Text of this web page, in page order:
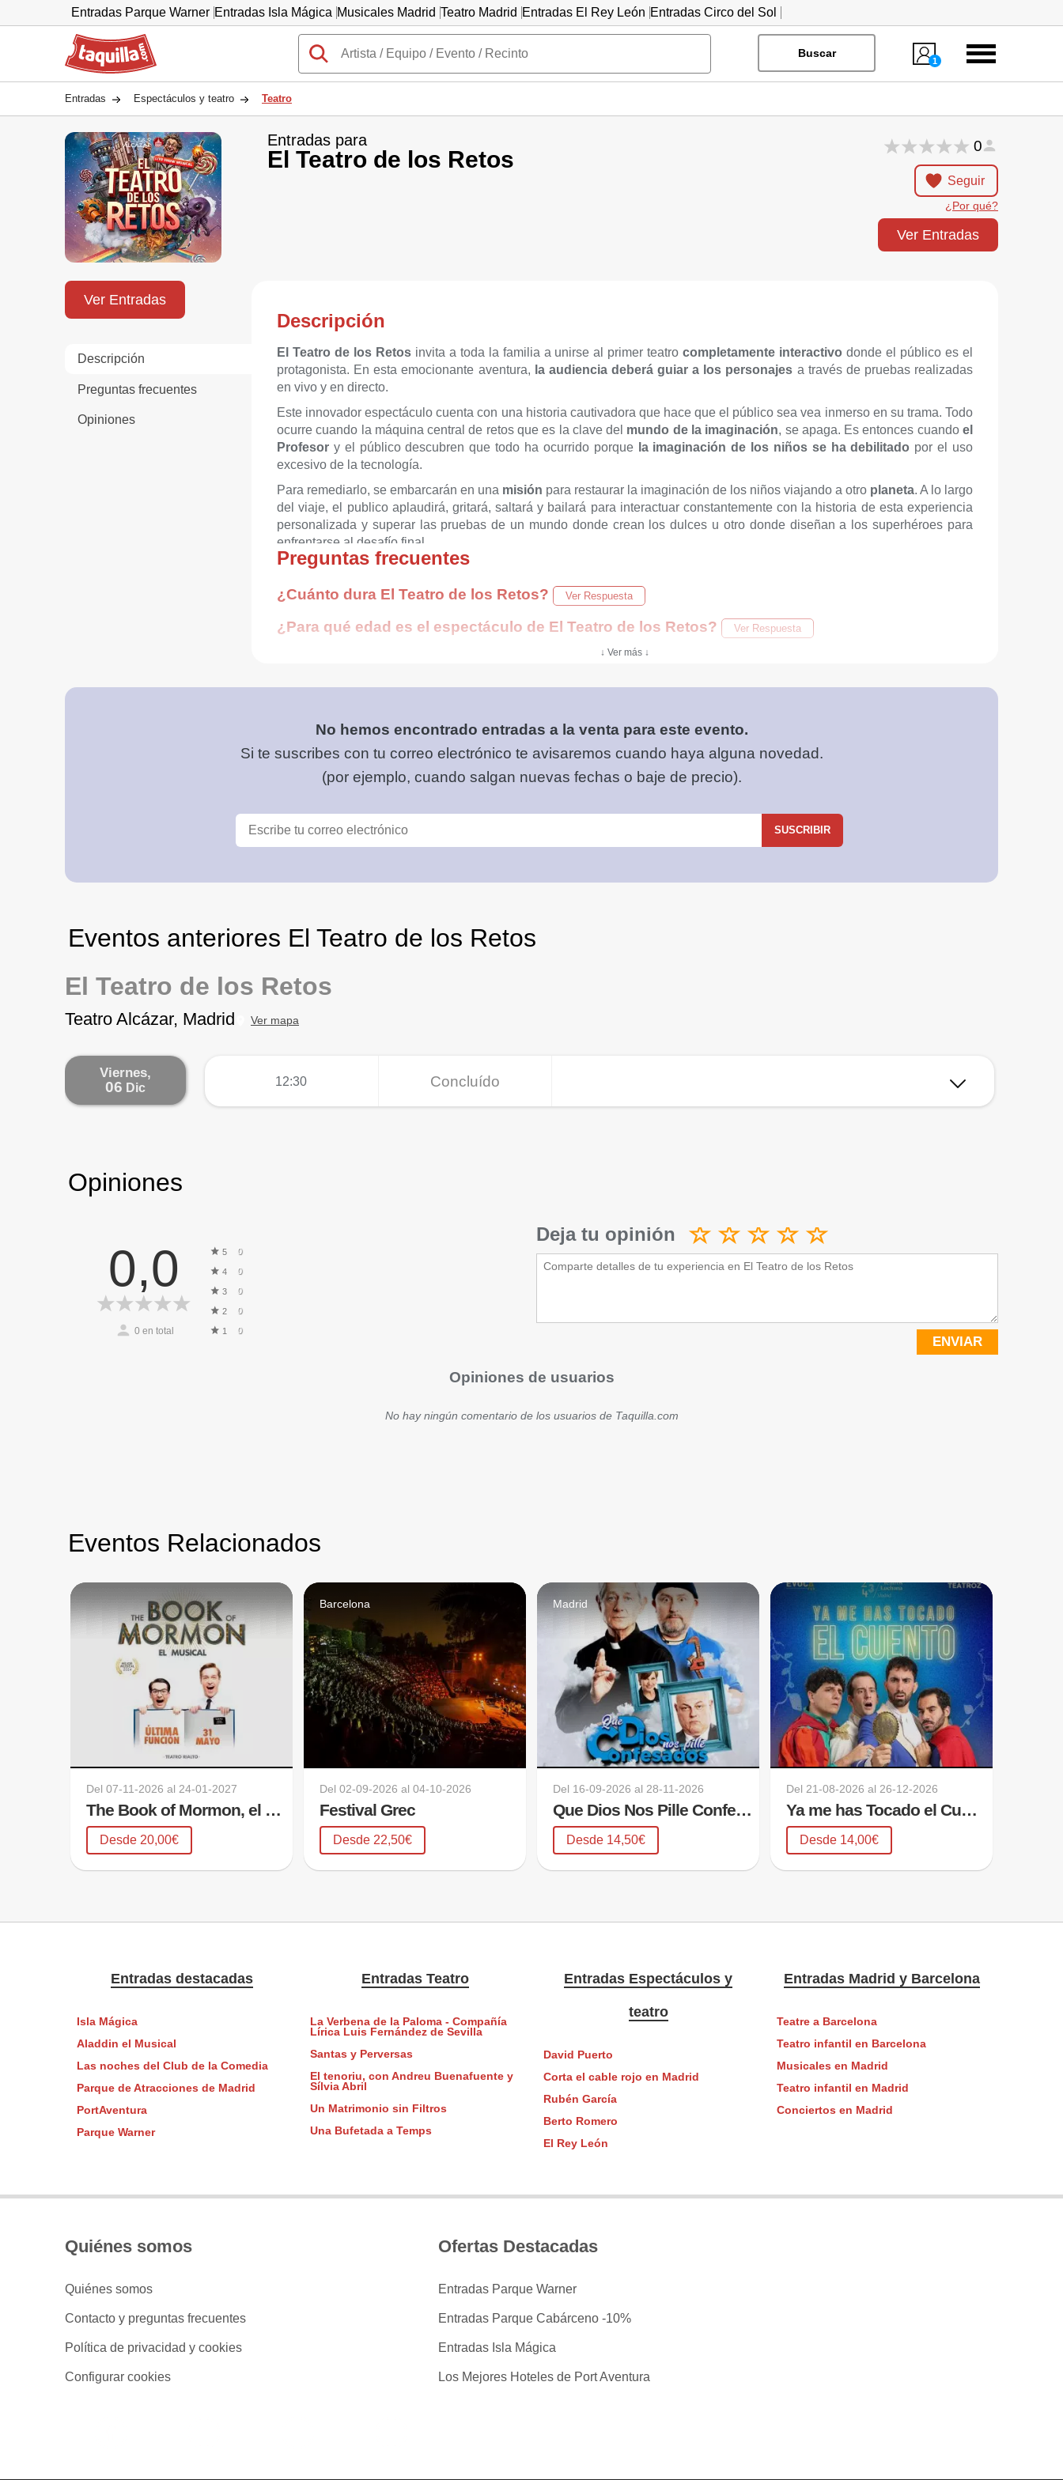
Entradas Parque Warner Entradas Isla Mágica Musicales Madrid Teatro Madrid Entradas El Rey León Entradas Circo del Sol
Taquilla.com
Buscar
1
Menú
Entradas Espectáculos y teatro Teatro
Entradas para
El Teatro de los Retos
0
Seguir
¿Por qué?
Ver Entradas
Ver Entradas
Descripción
Preguntas frecuentes
Opiniones
Descripción
El Teatro de los Retosinvita a toda la familia a unirse al primer teatrocompletamente interactivo donde el público es el
protagonista. En esta emocionante aventura, la audiencia deberá guiar a los personajes a través de pruebas realizadas
en vivo y en directo.
Este innovador espectáculo cuenta con una historia cautivadora que hace que el público sea vea inmerso en su trama. Todo
ocurre cuando la máquina central de retos que es la clave del mundo de la imaginación, se apaga. Es entonces cuandoel
Profesor y el público descubren que todo ha ocurrido porque la imaginación de los niños se ha debilitado por el uso
excesivo de la tecnología.
Para remediarlo, se embarcarán en una misión para restaurar la imaginación de los niños viajando a otro planeta. A lo largo
del viaje, el publico aplaudirá, gritará, saltará y bailará para interactuar constantemente con la historia de esta experiencia
personalizada y superar las pruebas de un mundo donde crean los dulces u otro donde diseñan a los superhéroes para
enfrentarse al desafío final.
Duración aproximada: 80 minutos
Edad recomendada: todos los públicos
↓ Ver más ↓
Preguntas frecuentes
¿Cuánto dura El Teatro de los Retos? Ver Respuesta
¿Para qué edad es el espectáculo de El Teatro de los Retos? Ver Respuesta
No hemos encontrado entradas a la venta para este evento.
Si te suscribes con tu correo electrónico te avisaremos cuando haya alguna novedad.
(por ejemplo, cuando salgan nuevas fechas o baje de precio).
SUSCRIBIR
Eventos anteriores El Teatro de los Retos
El Teatro de los Retos
Teatro Alcázar, Madrid Ver mapa
Viernes,
06 Dic 12:30 Concluído
Opiniones
0,0
0 en total
5 0
4 0
3 0
2 0
1 0
Deja tu opinión
ENVIAR
Opiniones de usuarios
No hay ningún comentario de los usuarios de Taquilla.com
Eventos Relacionados
Del07-11-2026 al 24-01-2027
The Book of Mormon, el musical
Desde 20,00€
Barcelona
Del02-09-2026 al04-10-2026
Festival Grec
Desde 22,50€
Madrid
Del 16-09-2026 al 28-11-2026
Que Dios Nos Pille Confesados
Desde 14,50€
Del 21-08-2026 al 26-12-2026
Ya me has Tocado el Cuento
Desde 14,00€
Entradas destacadas
Isla Mágica
Aladdin el Musical
Las noches del Club de la Comedia
Parque de Atracciones de Madrid
PortAventura
Parque Warner
Entradas Teatro
La Verbena de la Paloma - Compañía
Lírica Luis Fernández de Sevilla
Santas y Perversas
El tenoriu, con Andreu Buenafuente y
Sílvia Abril
Un Matrimonio sin Filtros
Una Bufetada a Temps
Entradas Espectáculos y
teatro
David Puerto
Corta el cable rojo en Madrid
Rubén García
Berto Romero
El Rey León
Entradas Madrid y Barcelona
Teatre a Barcelona
Teatro infantil en Barcelona
Musicales en Madrid
Teatro infantil en Madrid
Conciertos en Madrid
Quiénes somos
Quiénes somos
Contacto y preguntas frecuentes
Política de privacidad y cookies
Configurar cookies
Ofertas Destacadas
Entradas Parque Warner
Entradas Parque Cabárceno -10%
Entradas Isla Mágica
Los Mejores Hoteles de Port Aventura